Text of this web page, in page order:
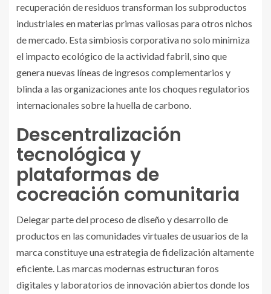
recuperación de residuos transforman los subproductos
industriales en materias primas valiosas para otros nichos
de mercado. Esta simbiosis corporativa no solo minimiza
el impacto ecológico de la actividad fabril, sino que
genera nuevas líneas de ingresos complementarios y
blinda a las organizaciones ante los choques regulatorios
internacionales sobre la huella de carbono.
Descentralización
tecnológica y
plataformas de
cocreación comunitaria
Delegar parte del proceso de diseño y desarrollo de
productos en las comunidades virtuales de usuarios de la
marca constituye una estrategia de fidelización altamente
eficiente. Las marcas modernas estructuran foros
digitales y laboratorios de innovación abiertos donde los